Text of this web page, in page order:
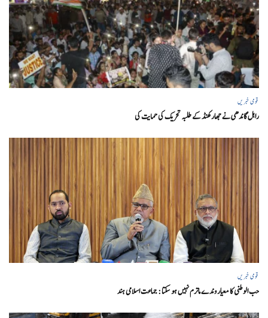
قومی خبریں
راہل گاندھی نے جھارکھنڈ کے طلبہ تحریک کی حمایت کی
قومی خبریں
حب الوطنی کا معیار وندے ماترم نہیں ہو سکتا : جماعت اسلامی ہند